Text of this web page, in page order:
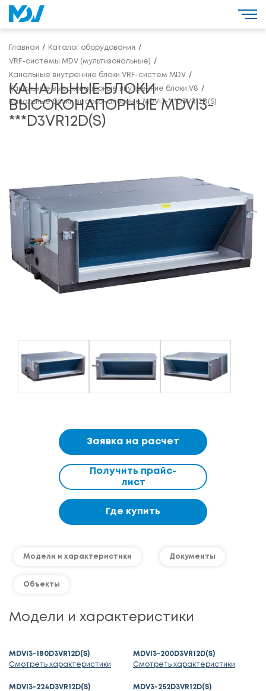
Главная Каталог оборудования
VRF-системы MDV (мультизональные)
Канальные внутренние блоки VRF-систем MDV
Канальные высоконапорные внутренние блоки V8
Канальные блоки высоконапорные MDVI3-***D3VR12D(S)
КАНАЛЬНЫЕ БЛОКИ
ВЫСОКОНАПОРНЫЕ MDVI3-
***D3VR12D(S)
Заявка на расчет
Получить прайс-
лист
Где купить
Модели и характеристики Документы
Объекты
Модели и характеристики
MDVI3-180D3VR12D(S)
Смотреть характеристики
MDVI3-200D3VR12D(S)
Смотреть характеристики
MDVI3-224D3VR12D(S)
MDV3-252D3VR12D(S)